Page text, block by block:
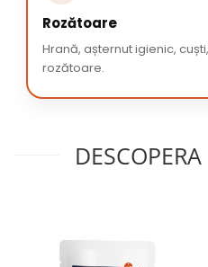
Rozătoare
Hrană, așternut igienic,
rozătoare.